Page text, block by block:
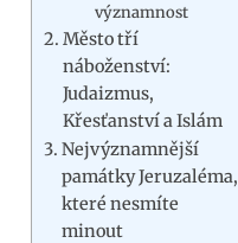
významnost
Město tří
náboženství:
Judaizmus,
Křesťanství a Islám
Nejvýznamnější
památky Jeruzaléma,
které nesmíte
minout